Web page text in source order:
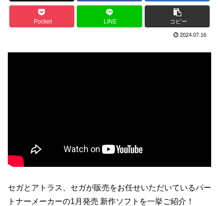
Pocket LINE コピー
2024.07.16
セガとアトラス、セガが販売をお任せいただいているパー
トナーメーカーの1月発売 新作ソフトを一挙ご紹介！